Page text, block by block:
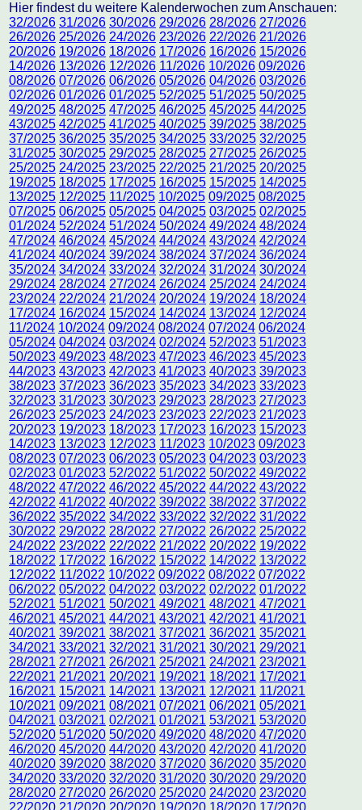
Hier findest du weitere Kalenderwochen zum Anschauen:
32/2026 31/2026 30/2026 29/2026 28/2026 27/2026
26/2026 25/2026 24/2026 23/2026 22/2026 21/2026
20/2026 19/2026 18/2026 17/2026 16/2026 15/2026
14/2026 13/2026 12/2026 11/2026 10/2026 09/2026
08/2026 07/2026 06/2026 05/2026 04/2026 03/2026
02/2026 01/2026 01/2025 52/2025 51/2025 50/2025
49/2025 48/2025 47/2025 46/2025 45/2025 44/2025
43/2025 42/2025 41/2025 40/2025 39/2025 38/2025
37/2025 36/2025 35/2025 34/2025 33/2025 32/2025
31/2025 30/2025 29/2025 28/2025 27/2025 26/2025
25/2025 24/2025 23/2025 22/2025 21/2025 20/2025
19/2025 18/2025 17/2025 16/2025 15/2025 14/2025
13/2025 12/2025 11/2025 10/2025 09/2025 08/2025
07/2025 06/2025 05/2025 04/2025 03/2025 02/2025
01/2024 52/2024 51/2024 50/2024 49/2024 48/2024
47/2024 46/2024 45/2024 44/2024 43/2024 42/2024
41/2024 40/2024 39/2024 38/2024 37/2024 36/2024
35/2024 34/2024 33/2024 32/2024 31/2024 30/2024
29/2024 28/2024 27/2024 26/2024 25/2024 24/2024
23/2024 22/2024 21/2024 20/2024 19/2024 18/2024
17/2024 16/2024 15/2024 14/2024 13/2024 12/2024
11/2024 10/2024 09/2024 08/2024 07/2024 06/2024
05/2024 04/2024 03/2024 02/2024 52/2023 51/2023
50/2023 49/2023 48/2023 47/2023 46/2023 45/2023
44/2023 43/2023 42/2023 41/2023 40/2023 39/2023
38/2023 37/2023 36/2023 35/2023 34/2023 33/2023
32/2023 31/2023 30/2023 29/2023 28/2023 27/2023
26/2023 25/2023 24/2023 23/2023 22/2023 21/2023
20/2023 19/2023 18/2023 17/2023 16/2023 15/2023
14/2023 13/2023 12/2023 11/2023 10/2023 09/2023
08/2023 07/2023 06/2023 05/2023 04/2023 03/2023
02/2023 01/2023 52/2022 51/2022 50/2022 49/2022
48/2022 47/2022 46/2022 45/2022 44/2022 43/2022
42/2022 41/2022 40/2022 39/2022 38/2022 37/2022
36/2022 35/2022 34/2022 33/2022 32/2022 31/2022
30/2022 29/2022 28/2022 27/2022 26/2022 25/2022
24/2022 23/2022 22/2022 21/2022 20/2022 19/2022
18/2022 17/2022 16/2022 15/2022 14/2022 13/2022
12/2022 11/2022 10/2022 09/2022 08/2022 07/2022
06/2022 05/2022 04/2022 03/2022 02/2022 01/2022
52/2021 51/2021 50/2021 49/2021 48/2021 47/2021
46/2021 45/2021 44/2021 43/2021 42/2021 41/2021
40/2021 39/2021 38/2021 37/2021 36/2021 35/2021
34/2021 33/2021 32/2021 31/2021 30/2021 29/2021
28/2021 27/2021 26/2021 25/2021 24/2021 23/2021
22/2021 21/2021 20/2021 19/2021 18/2021 17/2021
16/2021 15/2021 14/2021 13/2021 12/2021 11/2021
10/2021 09/2021 08/2021 07/2021 06/2021 05/2021
04/2021 03/2021 02/2021 01/2021 53/2021 53/2020
52/2020 51/2020 50/2020 49/2020 48/2020 47/2020
46/2020 45/2020 44/2020 43/2020 42/2020 41/2020
40/2020 39/2020 38/2020 37/2020 36/2020 35/2020
34/2020 33/2020 32/2020 31/2020 30/2020 29/2020
28/2020 27/2020 26/2020 25/2020 24/2020 23/2020
22/2020 21/2020 20/2020 19/2020 18/2020 17/2020